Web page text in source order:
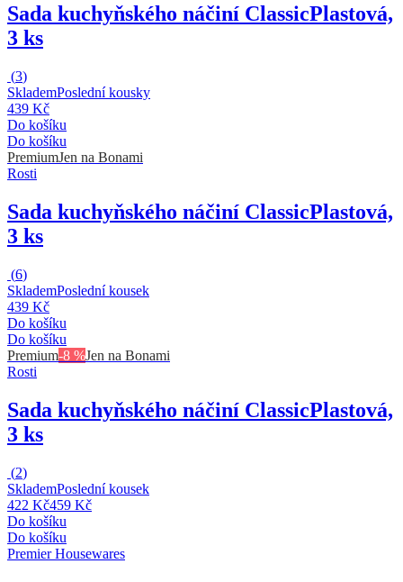
Sada kuchyňského náčiní ClassicPlastová,
3 ks
(3)
SklademPoslední kousky
439 Kč
Do košíku
Do košíku
PremiumJen na Bonami
Rosti
Sada kuchyňského náčiní ClassicPlastová,
3 ks
(6)
SklademPoslední kousek
439 Kč
Do košíku
Do košíku
Premium-8 %Jen na Bonami
Rosti
Sada kuchyňského náčiní ClassicPlastová,
3 ks
(2)
SklademPoslední kousek
422 Kč459 Kč
Do košíku
Do košíku
Premier Housewares